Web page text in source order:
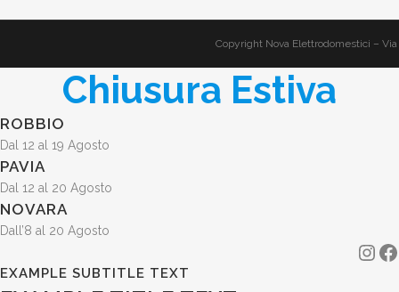
Copyright Nova Elettrodomestici – Via
Chiusura Estiva
ROBBIO
Dal 12 al 19 Agosto
PAVIA
Dal 12 al 20 Agosto
NOVARA
Dall’8 al 20 Agosto
EXAMPLE SUBTITLE TEXT